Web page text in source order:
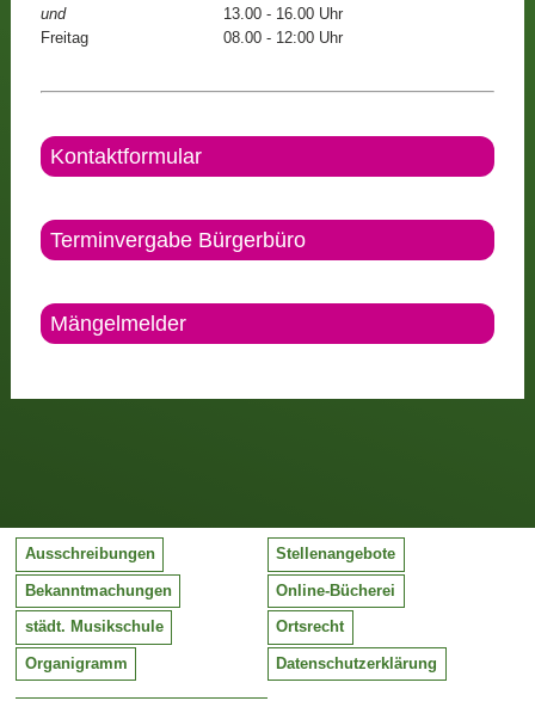
und
13.00 - 16.00 Uhr
Freitag
08.00 - 12:00 Uhr
Kontaktformular
Terminvergabe Bürgerbüro
Mängelmelder
Ausschreibungen Stellenangebote
Bekanntmachungen Online-Bücherei
städt. Musikschule Ortsrecht
Organigramm Datenschutzerklärung